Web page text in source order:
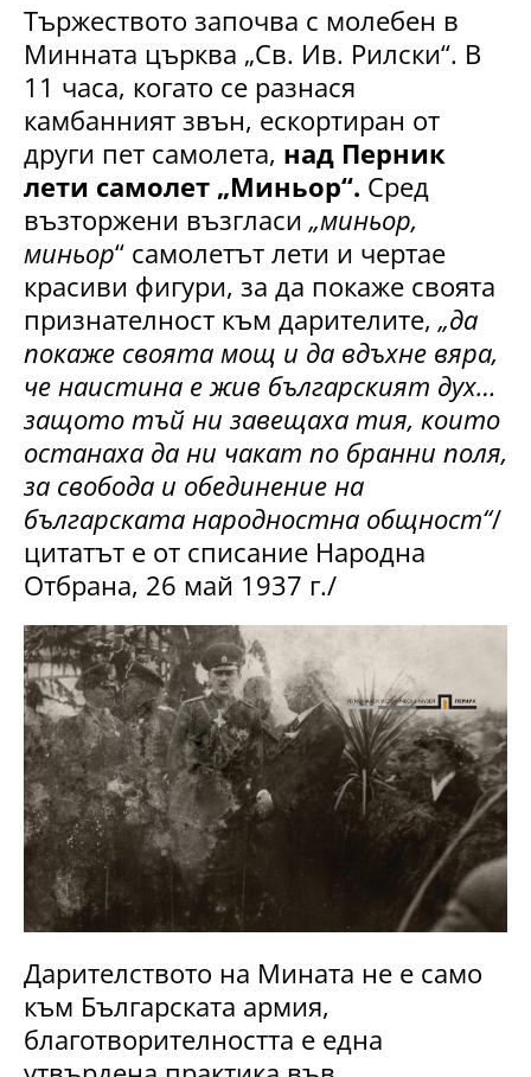
Тържеството започва с молебен в
Минната църква „Св. Ив. Рилски“. В
11 часа, когато се разнася
камбанният звън, ескортиран от
други пет самолета, над Перник
лети самолет „Миньор“. Сред
възторжени възгласи „миньор,
миньор“ самолетът лети и чертае
красиви фигури, за да покаже своята
признателност към дарителите, „да
покаже своята мощ и да вдъхне вяра,
че наистина е жив българският дух…
защото тъй ни завещаха тия, които
останаха да ни чакат по бранни поля,
за свобода и обединение на
българската народностна общност“/
цитатът е от списание Народна
Отбрана, 26 май 1937 г./
Дарителството на Мината не е само
към Българската армия,
благотворителността е една